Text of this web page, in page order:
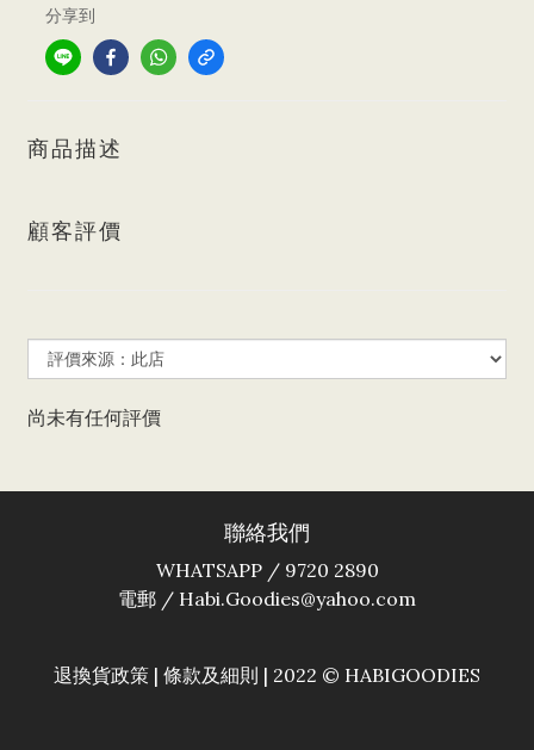
分享到
商品描述
顧客評價
尚未有任何評價
聯絡我們
WHATSAPP / 9720 2890
電郵 / Habi.Goodies@yahoo.com
退換貨政策 | 條款及細則 | 2022 © HABIGOODIES